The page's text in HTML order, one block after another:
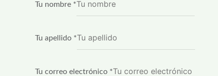
Tu nombre *
Tu apellido *
Tu correo electrónico *